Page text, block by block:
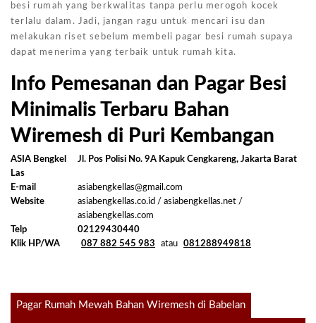
besi rumah yang berkwalitas tanpa perlu merogoh kocek
terlalu dalam. Jadi, jangan ragu untuk mencari isu dan
melakukan riset sebelum membeli pagar besi rumah supaya
dapat menerima yang terbaik untuk rumah kita.
Info Pemesanan dan Pagar Besi
Minimalis Terbaru Bahan
Wiremesh di Puri Kembangan
ASIA Bengkel
Las
Jl. Pos Polisi No. 9A Kapuk Cengkareng, Jakarta Barat
E-mail
asiabengkellas@gmail.com
Website
asiabengkellas.co.id / asiabengkellas.net /
asiabengkellas.com
Telp
02129430440
Klik HP/WA
087 882 545 983 atau 081288949818
Post
Pagar Rumah Mewah Bahan Wiremesh di Babelan